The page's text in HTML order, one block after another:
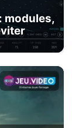
modules,